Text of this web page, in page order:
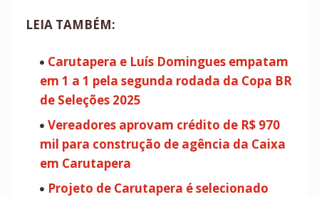
LEIA TAMBÉM:
Carutapera e Luís Domingues empatam
em 1 a 1 pela segunda rodada da Copa BR
de Seleções 2025
Vereadores aprovam crédito de R$ 970
mil para construção de agência da Caixa
em Carutapera
Projeto de Carutapera é selecionado